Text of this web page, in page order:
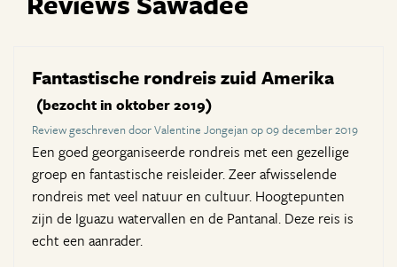
Fantastische rondreis zuid Amerika
(bezocht in oktober 2019)
Review geschreven door Valentine Jongejan op 09 december 2019
Een goed georganiseerde rondreis met een gezellige
groep en fantastische reisleider. Zeer afwisselende
rondreis met veel natuur en cultuur. Hoogtepunten
zijn de Iguazu watervallen en de Pantanal. Deze reis is
echt een aanrader.